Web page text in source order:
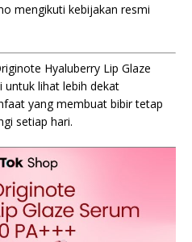
mengikuti kebijakan resmi
Hyaluberry Lip Glaze
untuk lihat lebih dekat
yang membuat bibir tetap
setiap hari.